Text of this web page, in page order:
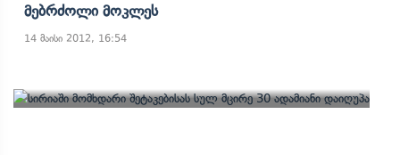
Მებრძოლი Მოკლეს
14 მაისი 2012, 16:54